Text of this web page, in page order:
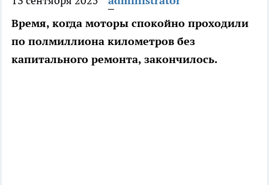
Время, когда моторы спокойно проходили
по полмиллиона километров без
капитального ремонта, закончилось.